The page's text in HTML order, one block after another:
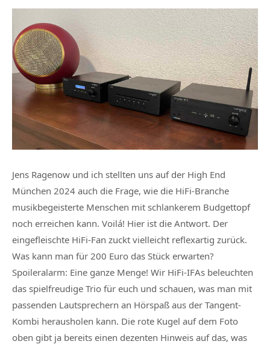
Jens Ragenow und ich stellten uns auf der High End
München 2024 auch die Frage, wie die HiFi-Branche
musikbegeisterte Menschen mit schlankerem Budgettopf
noch erreichen kann. Voilá! Hier ist die Antwort. Der
eingefleischte HiFi-Fan zuckt vielleicht reflexartig zurück.
Was kann man für 200 Euro das Stück erwarten?
Spoileralarm: Eine ganze Menge! Wir HiFi-IFAs beleuchten
das spielfreudige Trio für euch und schauen, was man mit
passenden Lautsprechern an Hörspaß aus der Tangent-
Kombi herausholen kann. Die rote Kugel auf dem Foto
oben gibt ja bereits einen dezenten Hinweis auf das, was